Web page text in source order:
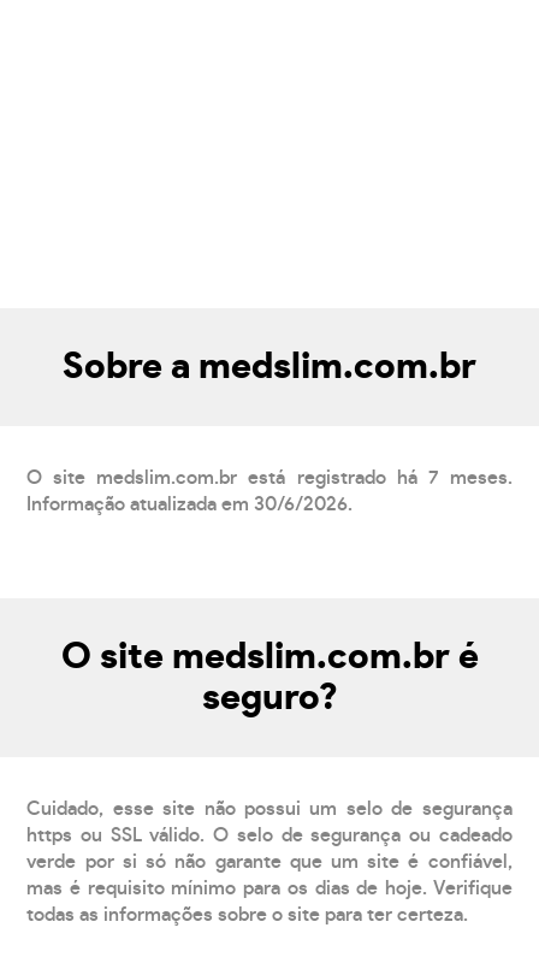
Sobre a medslim.com.br
O site medslim.com.br está registrado há 7 meses.
Informação atualizada em 30/6/2026.
O site medslim.com.br é
seguro?
Cuidado, esse site não possui um selo de segurança
https ou SSL válido. O selo de segurança ou cadeado
verde por si só não garante que um site é confiável,
mas é requisito mínimo para os dias de hoje. Verifique
todas as informações sobre o site para ter certeza.